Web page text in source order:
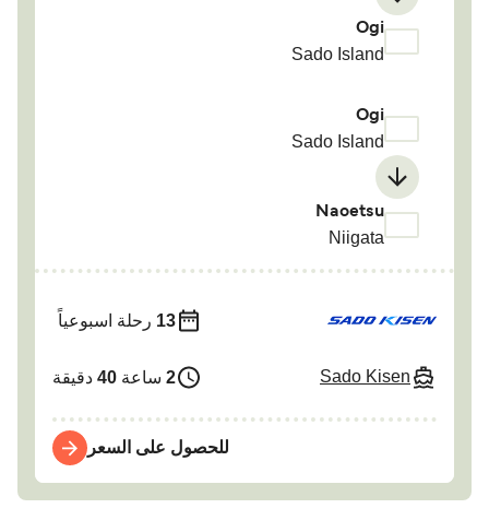
Ogi
Sado Island
Ogi
Sado Island
Naoetsu
Niigata
Sado Kisen
13رحلة اسبوعياً
2 ساعة40دقيقة
للحصول على السعر